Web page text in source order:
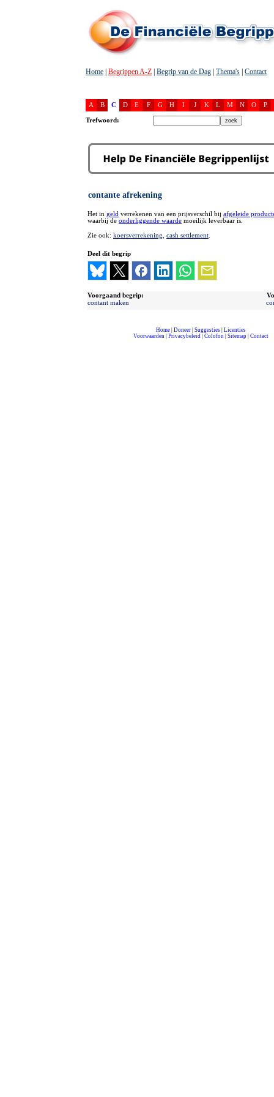
Home Begrippen A-Z Begrip van de Dag Thema's Contact
A B C D E F G H I J K L M N O P
Trefwoord:
contante afrekening
Het in geld verrekenen van een prijsverschil bij afgeleide
waarbij de onderliggende waarde moeilijk leverbaar is.
Zie ook: koersverrekening cash settlement
Deel dit begrip
Voorgaand begrip:
contant maken
Home| Doneer| Suggesties| Licenties
Voorwaarden| Privacybeleid| Colofon| Sitemap| Contact